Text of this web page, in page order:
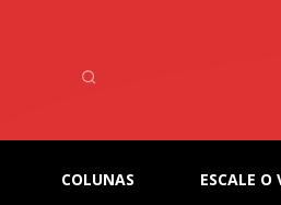
COLUNAS ESCALE O